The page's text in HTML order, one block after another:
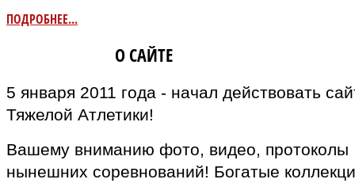
ПОДРОБНЕЕ...
О САЙТЕ
5 января 2011 года - начал действовать
Тяжелой Атлетики!
Вашему вниманию фото, видео, протоколы
нынешних соревнований! Богатые